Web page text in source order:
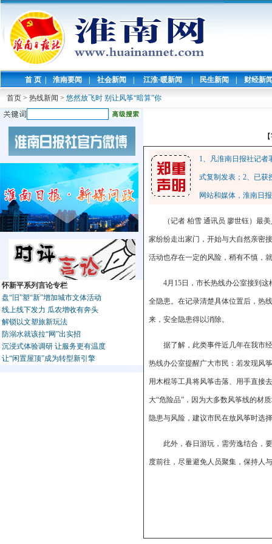
首 页 | 淮南要闻 | 社会新闻 | 江淮·暖新闻 | 民生新闻 | 财经新
首页 > 热线新闻 > 悠然放飞时 别让风筝“暗算”你
怀新平系列言论专栏
盘“旧”塑“新”增加城市文体活动
线上线下发力 瓜农增收有奔头
解锁以文塑旅新玩法
防溺水就该拉“网”出实招
沉浸式体验调研 让服务更有温度
让“闲置屋顶”成为转型新引擎
1、凡淮南日报社记
式复制发表；2、已获
网站和媒体，淮南日
（记者 柏雪 通讯员 廖世钰）最
家纷纷走出家门，开始与大自然亲密
活动也存在一定的风险，稍有不慎，
4月15日，市长热线办公室接到
全隐患。在记录清楚具体位置后，热
来，安全隐患得以消除。
据了解，此类事件近几年在我市
热线办公室提醒广大市民：若发现风
用木棍等工具将风筝击落、用手直接
大“危险品”，因为大多数风筝线的材
隐患与风险，建议市民在放风筝时选
此外，春日游玩，需劳逸结合，
度前往，尽量避免人员聚集，保持人